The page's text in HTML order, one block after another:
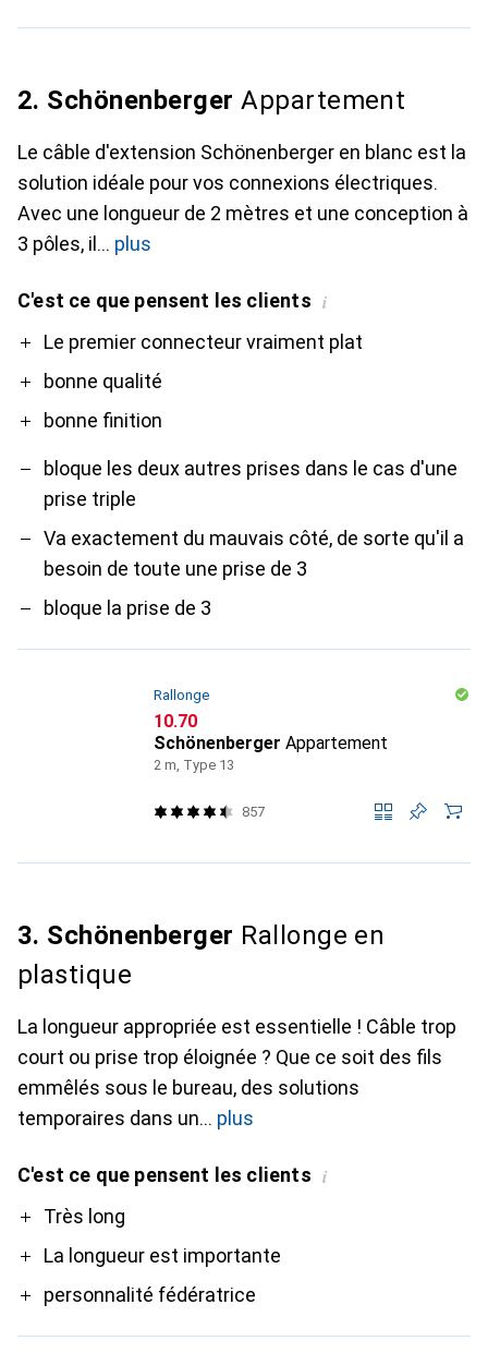
2. Schönenberger Appartement
Le câble d'extension Schönenberger en blanc est la
solution idéale pour vos connexions électriques.
Avec une longueur de 2 mètres et une conception à
3 pôles, il
plus
C'est ce que pensent les clients i
ProLe premier connecteur vraiment plat
bonne qualité
bonne finition
Contre
bloque les deux autres prises dans le cas d'une
prise triple
Va exactement du mauvais côté, de sorte qu'il a
besoin de toute une prise de 3
bloque la prise de 3
Rallonge
CHF
10.70
Schönenberger Appartement
2 m, Type 13
857
3. Schönenberger Rallonge en
plastique
La longueur appropriée est essentielle ! Câble trop
court ou prise trop éloignée ? Que ce soit des fils
emmêlés sous le bureau, des solutions
temporaires dans un
plus
C'est ce que pensent les clients i
ProTrès long
La longueur est importante
personnalité fédératrice